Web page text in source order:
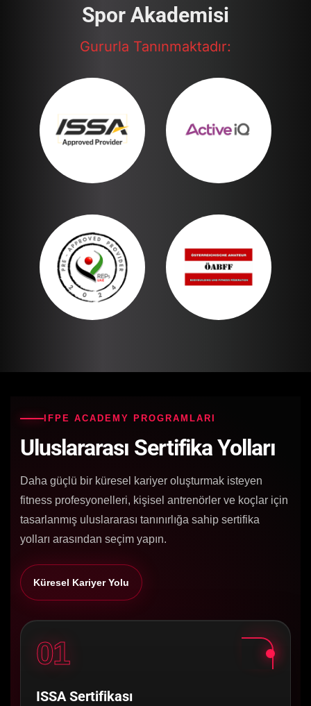
Spor Akademisi
Gururla Tanınmaktadır:
IFPE ACADEMY PROGRAMLARI
Uluslararası Sertifika Yolları
Daha güçlü bir küresel kariyer oluşturmak isteyen
fitness profesyonelleri, kişisel antrenörler ve koçlar için
tasarlanmış uluslararası tanınırlığa sahip sertifika
yolları arasından seçim yapın.
Küresel Kariyer Yolu
01
ISSA Sertifikası